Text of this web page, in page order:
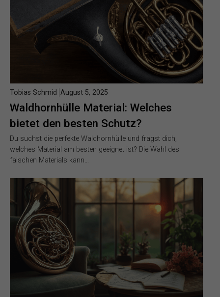
Waldhornhülle Material: Welches
bietet den besten Schutz?
Tobias Schmid August 5, 2025
Du suchst die perfekte Waldhornhülle und fragst dich,
welches Material am besten geeignet ist? Die Wahl des
falschen Materials kann…